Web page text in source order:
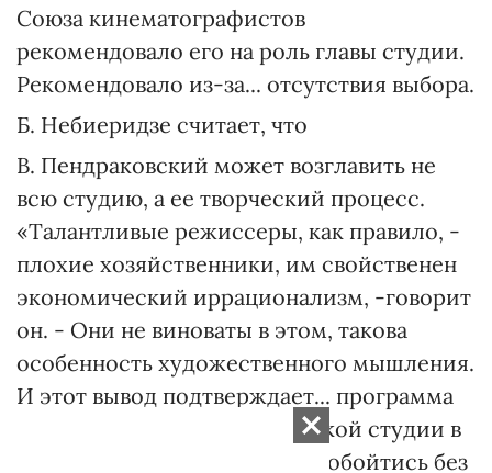
Союза кинематографистов
рекомендовало его на роль главы студии.
Рекомендовало из-за... отсутствия выбора.
Б. Небиеридзе считает, что
В. Пендраковский может возглавить не
всю студию, а ее творческий процесс.
«Талантливые режиссеры, как правило, -
плохие хозяйственники, им свойственен
экономический иррационализм, -говорит
он. - Они не виноваты в этом, такова
особенность художественного мышления.
И этот вывод подтверждает... программа
В. Пендраковского. А ялтинской студии в
ее нынешнем положении не обойтись без